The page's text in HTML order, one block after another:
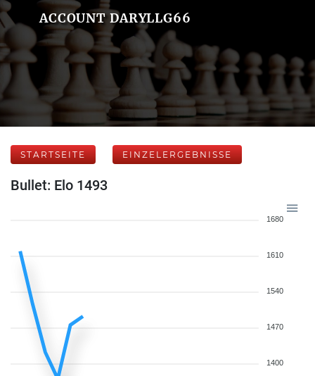
ACCOUNT DARYLLG66
STARTSEITE EINZELERGEBNISSE
Bullet: Elo 1493
1680
1610
1540
1470
1400